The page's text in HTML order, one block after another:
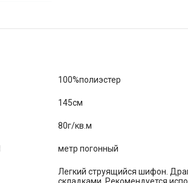
100%полиэстер
145см
80г/кв.м
метр погонный
Легкий струящийся шифон.